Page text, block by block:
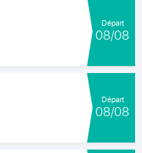
Départ
08/08
Départ
08/08